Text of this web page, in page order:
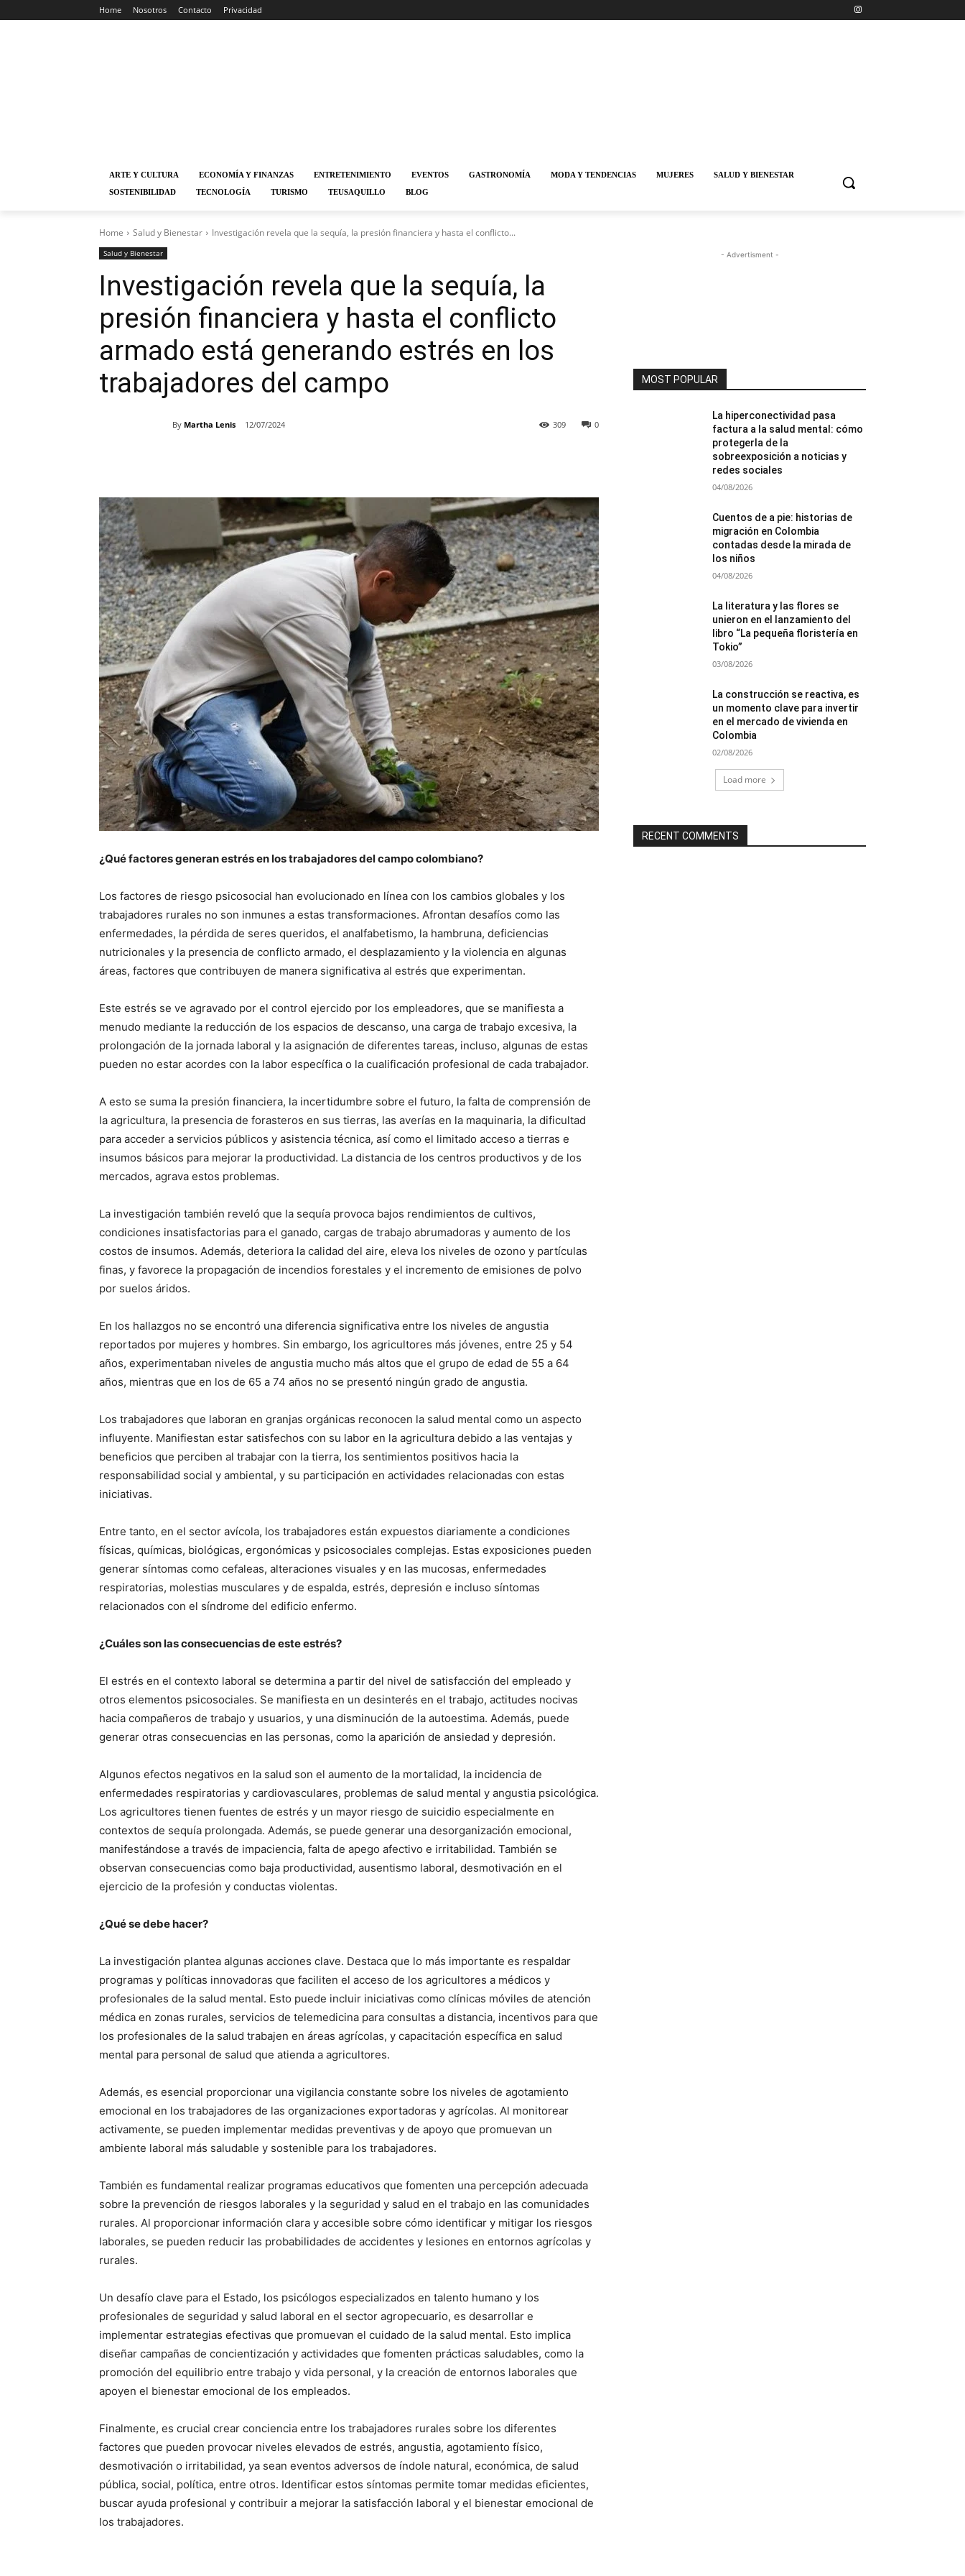
Home Nosotros Contacto Privacidad
ARTE Y CULTURA ECONOMÍA Y FINANZAS ENTRETENIMIENTO EVENTOS GASTRONOMÍA MODA Y TENDENCIAS MUJERES
SALUD Y BIENESTAR
SOSTENIBILIDAD
TECNOLOGÍA TURISMO TEUSAQUILLO BLOG
Home Salud y Bienestar Investigación revela que la sequía, la presión financiera y hasta el conflicto...
Salud y Bienestar
Investigación revela que la sequía, la
presión financiera y hasta el conflicto
armado está generando estrés en los
trabajadores del campo
By Martha Lenis 12/07/2024 0
309
¿Qué factores generan estrés en los trabajadores del campo colombiano?
Los factores de riesgo psicosocial han evolucionado en línea con los cambios globales y los
trabajadores rurales no son inmunes a estas transformaciones. Afrontan desafíos como las
enfermedades, la pérdida de seres queridos, el analfabetismo, la hambruna, deficiencias
nutricionales y la presencia de conflicto armado, el desplazamiento y la violencia en algunas
áreas, factores que contribuyen de manera significativa al estrés que experimentan.
Este estrés se ve agravado por el control ejercido por los empleadores, que se manifiesta a
menudo mediante la reducción de los espacios de descanso, una carga de trabajo excesiva, la
prolongación de la jornada laboral y la asignación de diferentes tareas, incluso, algunas de estas
pueden no estar acordes con la labor específica o la cualificación profesional de cada trabajador.
A esto se suma la presión financiera, la incertidumbre sobre el futuro, la falta de comprensión de
la agricultura, la presencia de forasteros en sus tierras, las averías en la maquinaria, la dificultad
para acceder a servicios públicos y asistencia técnica, así como el limitado acceso a tierras e
insumos básicos para mejorar la productividad. La distancia de los centros productivos y de los
mercados, agrava estos problemas.
La investigación también reveló que la sequía provoca bajos rendimientos de cultivos,
condiciones insatisfactorias para el ganado, cargas de trabajo abrumadoras y aumento de los
costos de insumos. Además, deteriora la calidad del aire, eleva los niveles de ozono y partículas
finas, y favorece la propagación de incendios forestales y el incremento de emisiones de polvo
por suelos áridos.
En los hallazgos no se encontró una diferencia significativa entre los niveles de angustia
reportados por mujeres y hombres. Sin embargo, los agricultores más jóvenes, entre 25 y 54
años, experimentaban niveles de angustia mucho más altos que el grupo de edad de 55 a 64
años, mientras que en los de 65 a 74 años no se presentó ningún grado de angustia.
Los trabajadores que laboran en granjas orgánicas reconocen la salud mental como un aspecto
influyente. Manifiestan estar satisfechos con su labor en la agricultura debido a las ventajas y
beneficios que perciben al trabajar con la tierra, los sentimientos positivos hacia la
responsabilidad social y ambiental, y su participación en actividades relacionadas con estas
iniciativas.
Entre tanto, en el sector avícola, los trabajadores están expuestos diariamente a condiciones
físicas, químicas, biológicas, ergonómicas y psicosociales complejas. Estas exposiciones pueden
generar síntomas como cefaleas, alteraciones visuales y en las mucosas, enfermedades
respiratorias, molestias musculares y de espalda, estrés, depresión e incluso síntomas
relacionados con el síndrome del edificio enfermo.
¿Cuáles son las consecuencias de este estrés?
El estrés en el contexto laboral se determina a partir del nivel de satisfacción del empleado y
otros elementos psicosociales. Se manifiesta en un desinterés en el trabajo, actitudes nocivas
hacia compañeros de trabajo y usuarios, y una disminución de la autoestima. Además, puede
generar otras consecuencias en las personas, como la aparición de ansiedad y depresión.
Algunos efectos negativos en la salud son el aumento de la mortalidad, la incidencia de
enfermedades respiratorias y cardiovasculares, problemas de salud mental y angustia psicológica.
Los agricultores tienen fuentes de estrés y un mayor riesgo de suicidio especialmente en
contextos de sequía prolongada. Además, se puede generar una desorganización emocional,
manifestándose a través de impaciencia, falta de apego afectivo e irritabilidad. También se
observan consecuencias como baja productividad, ausentismo laboral, desmotivación en el
ejercicio de la profesión y conductas violentas.
¿Qué se debe hacer?
La investigación plantea algunas acciones clave. Destaca que lo más importante es respaldar
programas y políticas innovadoras que faciliten el acceso de los agricultores a médicos y
profesionales de la salud mental. Esto puede incluir iniciativas como clínicas móviles de atención
médica en zonas rurales, servicios de telemedicina para consultas a distancia, incentivos para que
los profesionales de la salud trabajen en áreas agrícolas, y capacitación específica en salud
mental para personal de salud que atienda a agricultores.
Además, es esencial proporcionar una vigilancia constante sobre los niveles de agotamiento
emocional en los trabajadores de las organizaciones exportadoras y agrícolas. Al monitorear
activamente, se pueden implementar medidas preventivas y de apoyo que promuevan un
ambiente laboral más saludable y sostenible para los trabajadores.
También es fundamental realizar programas educativos que fomenten una percepción adecuada
sobre la prevención de riesgos laborales y la seguridad y salud en el trabajo en las comunidades
rurales. Al proporcionar información clara y accesible sobre cómo identificar y mitigar los riesgos
laborales, se pueden reducir las probabilidades de accidentes y lesiones en entornos agrícolas y
rurales.
Un desafío clave para el Estado, los psicólogos especializados en talento humano y los
profesionales de seguridad y salud laboral en el sector agropecuario, es desarrollar e
implementar estrategias efectivas que promuevan el cuidado de la salud mental. Esto implica
diseñar campañas de concientización y actividades que fomenten prácticas saludables, como la
promoción del equilibrio entre trabajo y vida personal, y la creación de entornos laborales que
apoyen el bienestar emocional de los empleados.
Finalmente, es crucial crear conciencia entre los trabajadores rurales sobre los diferentes
factores que pueden provocar niveles elevados de estrés, angustia, agotamiento físico,
desmotivación o irritabilidad, ya sean eventos adversos de índole natural, económica, de salud
pública, social, política, entre otros. Identificar estos síntomas permite tomar medidas eficientes,
buscar ayuda profesional y contribuir a mejorar la satisfacción laboral y el bienestar emocional de
los trabajadores.
- Advertisment -
MOST POPULAR
La hiperconectividad pasa
factura a la salud mental: cómo
protegerla de la
sobreexposición a noticias y
redes sociales
04/08/2026
Cuentos de a pie: historias de
migración en Colombia
contadas desde la mirada de
los niños
04/08/2026
La literatura y las flores se
unieron en el lanzamiento del
libro “La pequeña floristería en
Tokio”
03/08/2026
La construcción se reactiva, es
un momento clave para invertir
en el mercado de vivienda en
Colombia
02/08/2026
Load more
RECENT COMMENTS